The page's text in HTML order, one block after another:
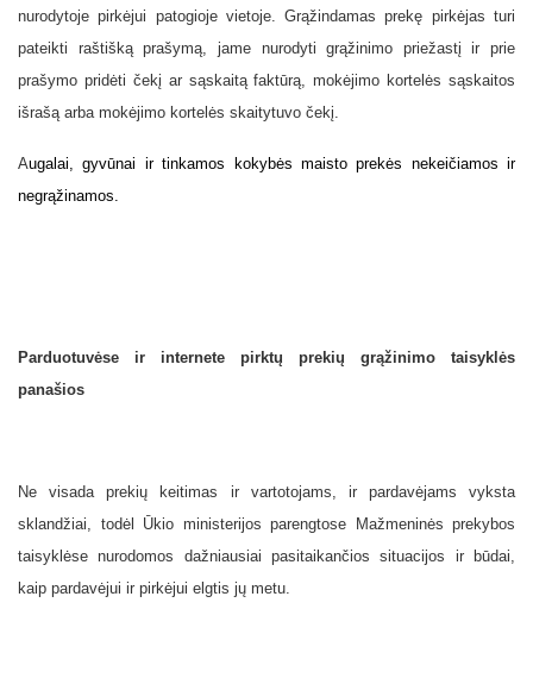
nurodytoje pirkėjui patogioje vietoje. Grąžindamas prekę pirkėjas turi
pateikti raštišką prašymą, jame nurodyti grąžinimo priežastį ir prie
prašymo pridėti čekį ar sąskaitą faktūrą, mokėjimo kortelės sąskaitos
išrašą arba mokėjimo kortelės skaitytuvo čekį.
Augalai, gyvūnai ir tinkamos kokybės maisto prekės nekeičiamos ir
negrąžinamos.
Parduotuvėse ir internete pirktų prekių grąžinimo taisyklės
panašios
Ne visada prekių keitimas ir vartotojams, ir pardavėjams vyksta
sklandžiai, todėl Ūkio ministerijos parengtose Mažmeninės prekybos
taisyklėse nurodomos dažniausiai pasitaikančios situacijos ir būdai,
kaip pardavėjui ir pirkėjui elgtis jų metu.